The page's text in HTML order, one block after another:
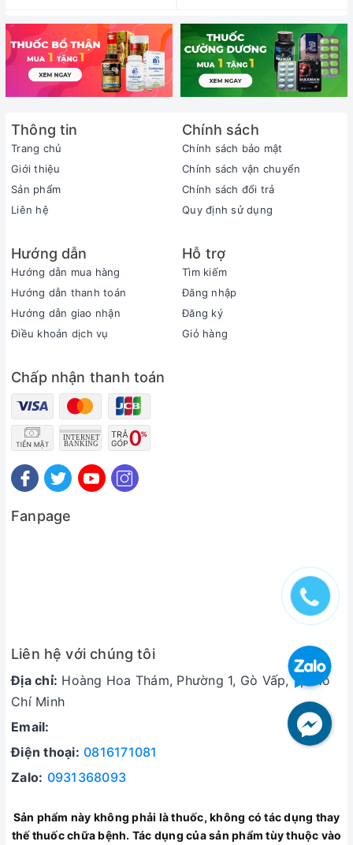
Thông tin
Trang chủ
Giới thiệu
Sản phẩm
Liên hệ
Chính sách
Chính sách bảo mật
Chính sách vận chuyển
Chính sách đổi trả
Quy định sử dụng
Hướng dẫn
Hướng dẫn mua hàng
Hướng dẫn thanh toán
Hướng dẫn giao nhận
Điều khoản dịch vụ
Hỗ trợ
Tìm kiếm
Đăng nhập
Đăng ký
Giỏ hàng
Chấp nhận thanh toán
Fanpage
Liên hệ với chúng tôi
Địa chỉ: Hoàng Hoa Thám, Phường 1, Gò Vấp, Tp Hồ
Chí Minh
Email:
Điện thoại: 0816171081
Zalo: 0931368093
Sản phẩm này không phải là thuốc, không có tác dụng thay
thế thuốc chữa bệnh. Tác dụng của sản phẩm tùy thuộc vào